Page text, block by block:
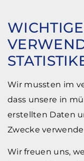
Wir mussten im
dass unsere in
erstellten Daten
Zwecke
Wir freuen uns,